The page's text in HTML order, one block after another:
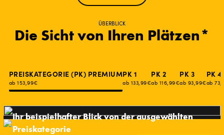
ÜBERBLICK
Die Sicht von Ihren Plätzen*
PREISKATEGORIE (PK) PREMIUM
ab 153,99€
PK 1
ab 133,99€
PK 2
ab 116,99€
PK 3
ab 93,99€
PK 4
ab
Ihr beispielhafter Blick von der ausgewählten
Preiskategorie